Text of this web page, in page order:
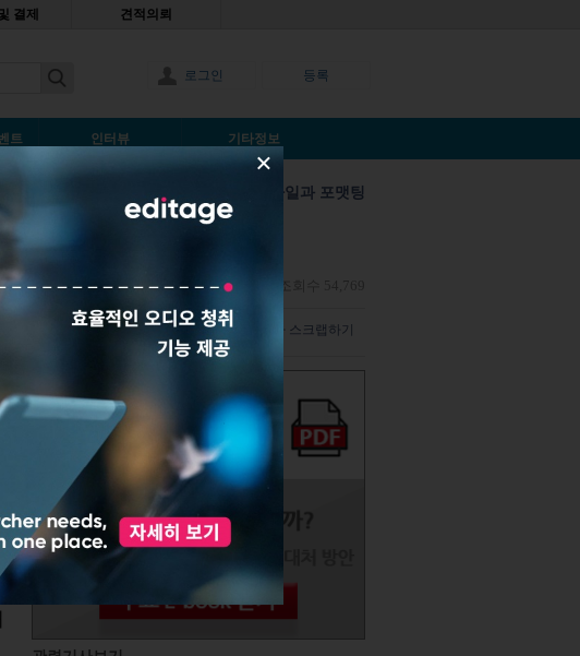
결제 견적의뢰
로그인 등록
트 인터뷰 기타정보
스타일과 포맷팅
사용법
야틴드라 요시 |2015년11월5일
덧글 남기기 해당 기사 스크랩하기
×